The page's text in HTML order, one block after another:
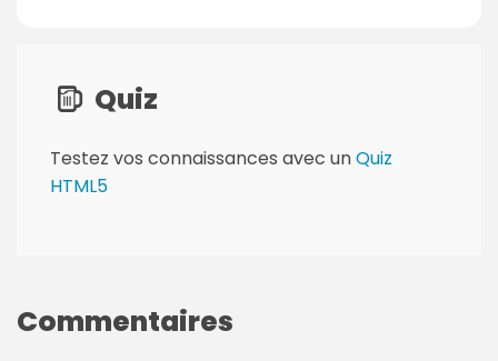
Quiz
Testez vos connaissances avec unQuiz
HTML5
Commentaires